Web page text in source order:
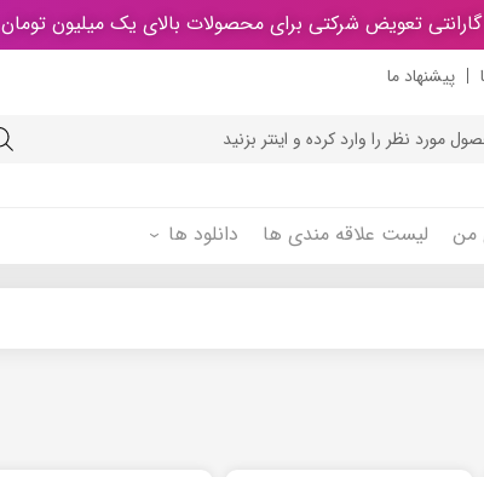
تعویض شرکتی برای محصولات بالای یک میلیون تومان
پیشنهاد ما
من لیست علاقه مندی ها دانلود ها